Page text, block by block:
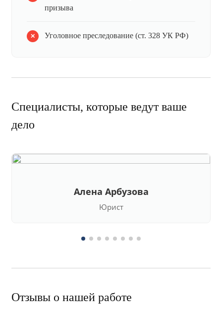
призыва
Уголовное преследование (ст. 328 УК РФ)
Специалисты, которые ведут ваше
дело
Алена Арбузова
Юрист
Отзывы о нашей работе